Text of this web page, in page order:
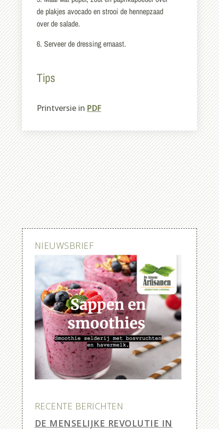
de plakjes avocado en strooi de hennepzaad
over de salade.
6. Serveer de dressing ernaast.
Tips
Printversie in PDF
NIEUWSBRIEF
RECENTE BERICHTEN
DE MENSELIJKE REVOLUTIE IN